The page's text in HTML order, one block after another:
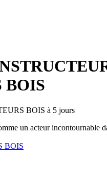
BOIS
BOIS à 5 jours
un acteur incontournable
BOIS